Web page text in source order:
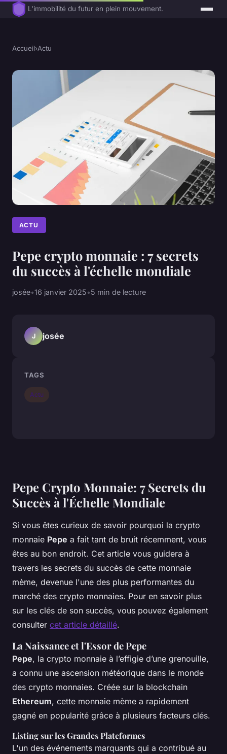
L'immobilité du futur en plein mouvement.
Accueil›Actu
ACTU
Pepe crypto monnaie : 7 secrets
du succès à l'échelle mondiale
josée•16 janvier 2025•5 min de lecture
Pepe Crypto Monnaie: 7 Secrets du
Succès à l'Échelle Mondiale
Si vous êtes curieux de savoir pourquoi la crypto
monnaie Pepe a fait tant de bruit récemment, vous
êtes au bon endroit. Cet article vous guidera à
travers les secrets du succès de cette monnaie
mème, devenue l'une des plus performantes du
marché des crypto monnaies. Pour en savoir plus
sur les clés de son succès, vous pouvez également
consulter cet article détaillé.
La Naissance et l'Essor de Pepe
Pepe, la crypto monnaie à l’effigie d’une grenouille,
a connu une ascension météorique dans le monde
des crypto monnaies. Créée sur la blockchain
Ethereum, cette monnaie mème a rapidement
gagné en popularité grâce à plusieurs facteurs clés.
Listing sur les Grandes Plateformes
L'un des événements marquants qui a contribué au
J josée
TAGS
Actu